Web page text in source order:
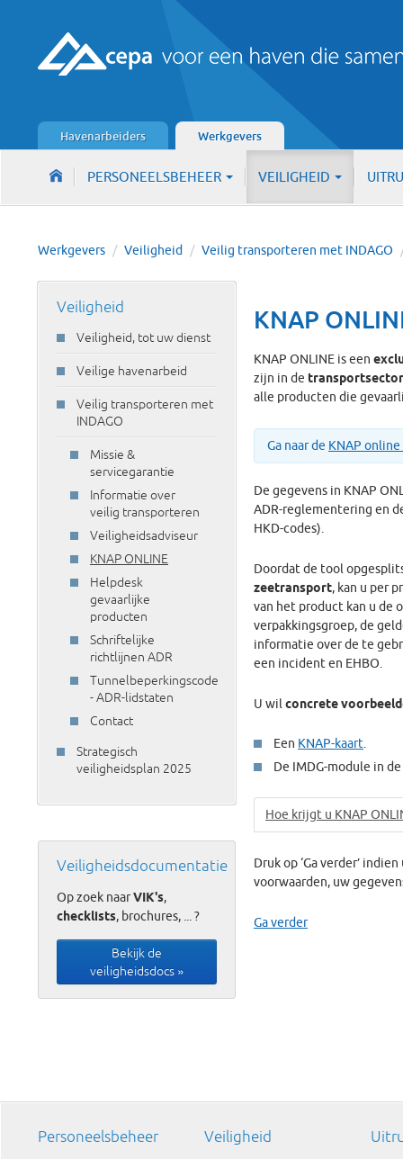
Havenarbeiders Werkgevers
PERSONEELSBEHEER VEILIGHEID
Werkgevers / Veiligheid / Veilig transporteren met INDAGO
Veiligheid
Veiligheid, tot uw dienst
Veilige havenarbeid
Veilig transporteren met
INDAGO
Missie &
servicegarantie
Informatie over
veilig transporteren
Veiligheidsadviseur
KNAP ONLINE
Helpdesk
gevaarlijke
producten
Schriftelijke
richtlijnen ADR
Tunnelbeperkingscode
- ADR-lidstaten
Contact
Strategisch
veiligheidsplan 2025
Veiligheidsdocumentatie
Op zoek naarVIK's,
checklists, brochures, ... ?
Bekijk de
veiligheidsdocs »
KNAP
KNAP ONLINE is een
zijn in de transportsector
alle producten die
Ga naar de KNAP
De gegevens in KNAP
ADR-reglementering en
HKD-codes).
Doordat de tool
zeetransport, kan u per
van het product kan u de
verpakkingsgroep, de
informatie over de te
een incident en EHBO.
U wil concrete
Een KNAP-kaart
De IMDG-module in de
Hoe krijgt u KNAP
Druk op ‘Ga verder’
voorwaarden, uw
Ga verder
Personeelsbeheer Veiligheid